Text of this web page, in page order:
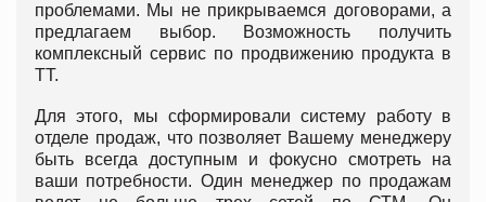
проблемами. Мы не прикрываемся договорами, а
предлагаем выбор. Возможность получить
комплексный сервис по продвижению продукта в
ТТ.
Для этого, мы сформировали систему работу в
отделе продаж, что позволяет Вашему менеджеру
быть всегда доступным и фокусно смотреть на
ваши потребности. Один менеджер по продажам